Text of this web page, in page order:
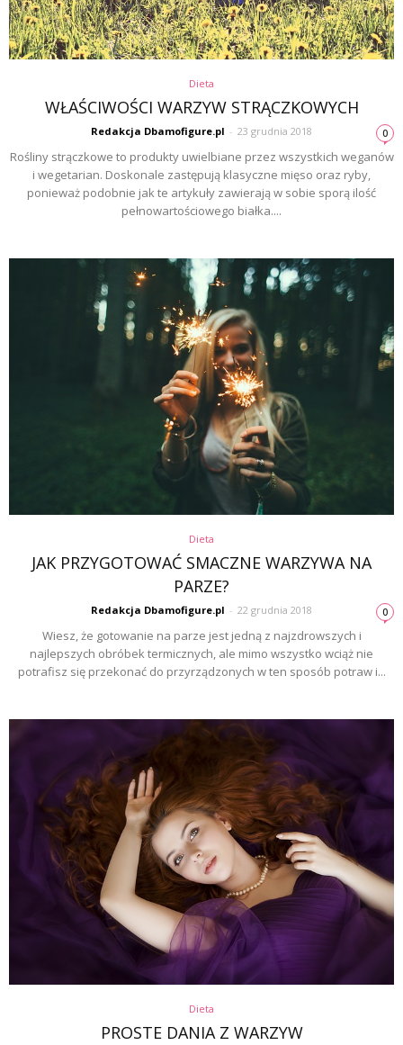
Dieta
WŁAŚCIWOŚCI WARZYW STRĄCZKOWYCH
Redakcja Dbamofigure.pl - 23 grudnia 2018 0
Rośliny strączkowe to produkty uwielbiane przez wszystkich weganów
i wegetarian. Doskonale zastępują klasyczne mięso oraz ryby,
ponieważ podobnie jak te artykuły zawierają w sobie sporą ilość
pełnowartościowego białka....
Dieta
JAK PRZYGOTOWAĆ SMACZNE WARZYWA NA
PARZE?
Redakcja Dbamofigure.pl - 22 grudnia 2018 0
Wiesz, że gotowanie na parze jest jedną z najzdrowszych i
najlepszych obróbek termicznych, ale mimo wszystko wciąż nie
potrafisz się przekonać do przyrządzonych w ten sposób potraw i...
Dieta
PROSTE DANIA Z WARZYW